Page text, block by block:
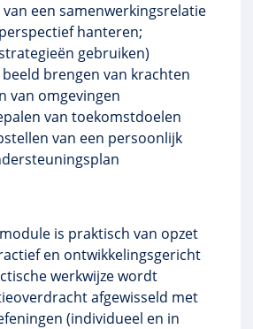
een samenwerkingsrelatie
hanteren;
gebruiken)
brengen van krachten
van omgevingen
van toekomstdoelen
van een persoonlijk
is praktisch van opzet
en ontwikkelingsgericht
werkwijze wordt
afgewisseld met
(individueel en in